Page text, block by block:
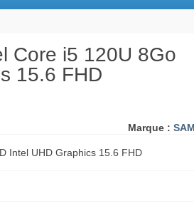
Core i5 120U 8Go
15.6 FHD
Marque :
Intel UHD Graphics 15.6 FHD